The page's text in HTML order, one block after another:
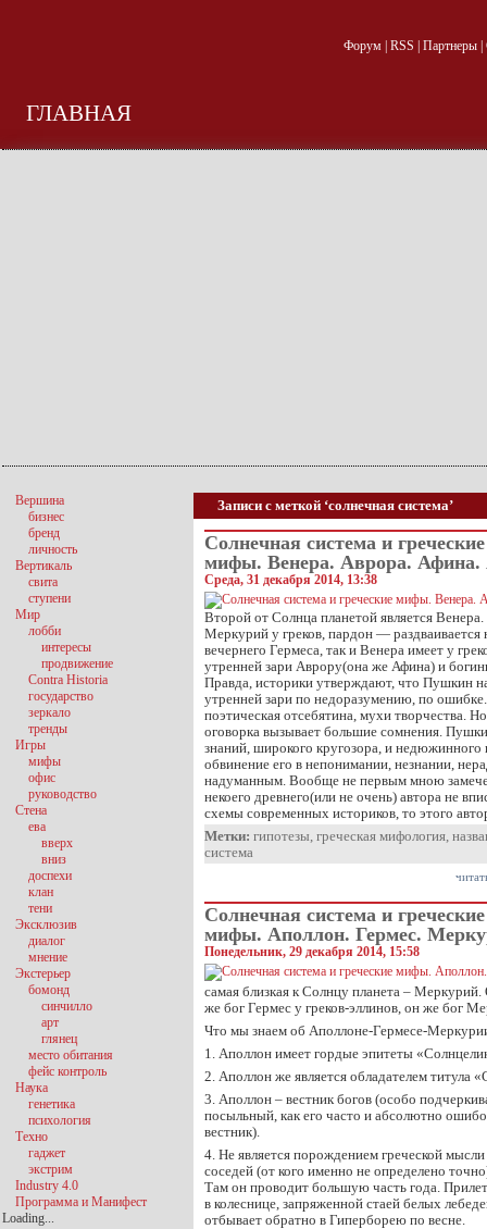
Форум| RSS Партнеры|
ГЛАВНАЯ
Записи с меткой ‘солнечная система’
Солнечная система и греческие
мифы. Венера. Аврора. Афина.
Среда, 31 декабря 2014, 13:38
Второй от Солнца планетой является
Меркурий у греков, пардон — раздваивается
вечернего Гермеса, так и Венера имеет у
утренней зари Аврору(она же Афина) и
Правда, историки утверждают, что Пушкин
утренней зари по недоразумению, по
поэтическая отсебятина, мухи творчества.
оговорка вызывает большие сомнения.
знаний, широкого кругозора, и недюжинного
обвинение его в непонимании, незнании,
надуманным. Вообще не первым мною
некоего древнего(или не очень) автора не
схемы современных историков, то этого
Метки: гипотезы, греческая мифология,
система
Солнечная система и греческие
мифы. Аполлон. Гермес.
Понедельник, 29 декабря 2014, 15:58
самая близкая к Солнцу планета –
же бог Гермес у греков-эллинов, он же бог
Что мы знаем об Аполлоне-Гермесе-
1. Аполлон имеет гордые эпитеты
2. Аполлон же является обладателем титула
3. Аполлон – вестник богов (особо
посыльный, как его часто и абсолютно
вестник).
4. Не является порождением греческой
соседей (от кого именно не определено
Там он проводит большую часть года.
в колеснице, запряженной стаей белых
отбывает обратно в Гиперборею по весне.
Вершина
бизнес
бренд
личность
Вертикаль
свита
ступени
Мир
лобби
интересы
продвижение
Contra Historia
государство
зеркало
тренды
Игры
мифы
офис
руководство
Стена
ева
вверх
вниз
доспехи
клан
тени
Эксклюзив
диалог
мнение
Экстерьер
бомонд
синчилло
арт
глянец
место обитания
фейс контроль
Наука
генетика
психология
Техно
гаджет
экстрим
Industry 4.0
Программа и Манифест
Loading...